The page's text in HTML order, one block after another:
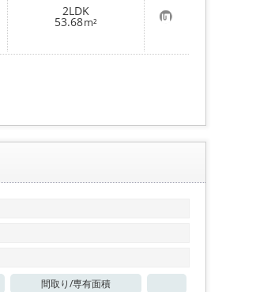
2LDK
53.68m² お
気
に
入
間取り/専有面積